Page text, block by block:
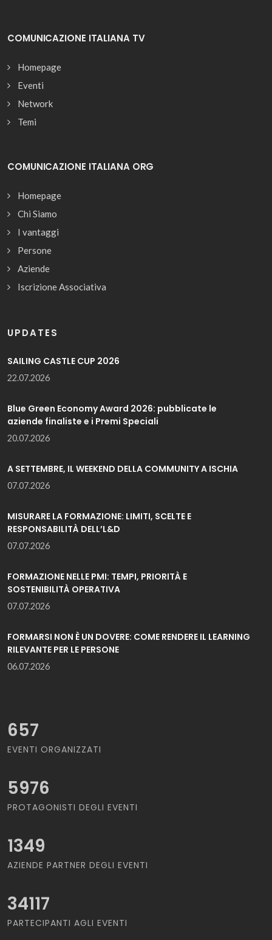
COMUNICAZIONE ITALIANA TV
Homepage
Eventi
Network
Temi
COMUNICAZIONE ITALIANA ORG
Homepage
Chi Siamo
I vantaggi
Persone
Aziende
Iscrizione Associativa
UPDATES
SAILING CASTLE CUP 2026
22.07.2026
Blue Green Economy Award 2026: pubblicate le
aziende finaliste e i Premi Speciali
20.07.2026
A SETTEMBRE, IL WEEKEND DELLA COMMUNITY A ISCHIA
07.07.2026
MISURARE LA FORMAZIONE: LIMITI, SCELTE E
RESPONSABILITÀ DELL’L&D
07.07.2026
FORMAZIONE NELLE PMI: TEMPI, PRIORITÀ E
SOSTENIBILITÀ OPERATIVA
07.07.2026
FORMARSI NON È UN DOVERE: COME RENDERE IL LEARNING
RILEVANTE PER LE PERSONE
06.07.2026
657
EVENTI ORGANIZZATI
5976
PROTAGONISTI DEGLI EVENTI
1349
AZIENDE PARTNER DEGLI EVENTI
34117
PARTECIPANTI AGLI EVENTI